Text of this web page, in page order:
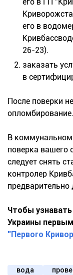
его в
26-23).
заказать у
в
После поверки
опломбирование.
В коммунальном
поверка вашего
следует снять
контролер
предварительно
Чтобы
Украины
"Первого
вода